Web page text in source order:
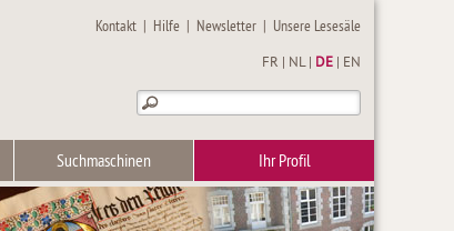
Kontakt | Hilfe | Newsletter | Unsere Lesesäle
FR NL| DE EN
Suchmaschinen Ihr Profil